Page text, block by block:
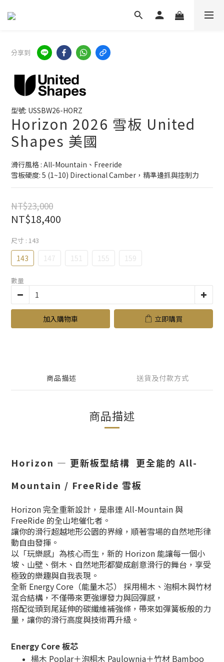
分享到
型號: USSBW26-HORZ
Horizon 2026 雪板 United
Shapes 美國
滑行風格 : All-Mountain、Freeride
雪板硬度: 5 (1~10) Directional Camber，精準邊抓與控制力
NT$23,000
NT$18,400
尺寸 : 143
143 147 151 155 159
數量
加入購物車 立即購買
商品描述 送貨及付款方式
商品描述
Horizon — 更新板型結構 更全能的 All-
Mountain / FreeRide 雪板
Horizon 完全重新設計，是串連 All-Mountain 與
FreeRide 的全山地催化者。
讓你的滑行超越地形公園的界線，順著雪場的自然地形律
動自由發揮。
以「玩樂感」為核心而生，新的 Horizon 能讓每一個小
坡、山壁、倒木、自然地形都變成創意滑行的舞台，享受
極致的樂趣與自我表現。
全新 Energy Core（能量木芯） 採用楊木、泡桐木與竹材
混合結構，不僅帶來更強爆發力與回彈感，
搭配從頭到尾延伸的碳纖維補強條，帶來如彈簧板般的力
量，讓你的滑行高度與技術再升級。
Energy Core 板芯
楊木 Poplar＋泡桐木 Paulownia＋竹材 Bamboo